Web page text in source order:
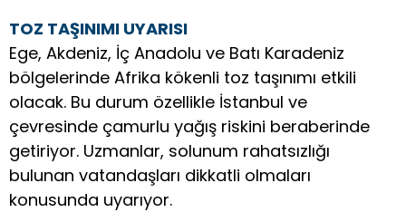
TOZ TAŞINIMI UYARISI
Ege, Akdeniz, İç Anadolu ve Batı Karadeniz
bölgelerinde Afrika kökenli toz taşınımı etkili
olacak. Bu durum özellikle İstanbul ve
çevresinde çamurlu yağış riskini beraberinde
getiriyor. Uzmanlar, solunum rahatsızlığı
bulunan vatandaşları dikkatli olmaları
konusunda uyarıyor.